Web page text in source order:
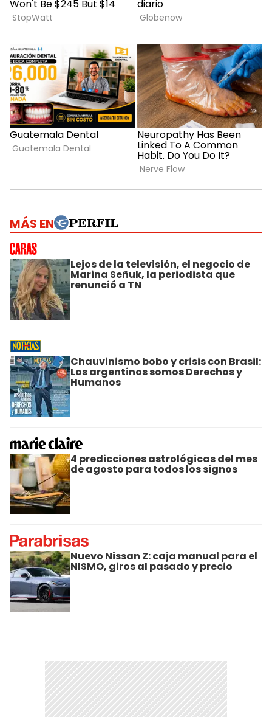
MÁS EN
Lejos de la televisión, el negocio de
Marina Señuk, la periodista que
renunció a TN
Chauvinismo bobo y crisis con Brasil:
Los argentinos somos Derechos y
Humanos
4 predicciones astrológicas del mes
de agosto para todos los signos
Nuevo Nissan Z: caja manual para el
NISMO, giros al pasado y precio